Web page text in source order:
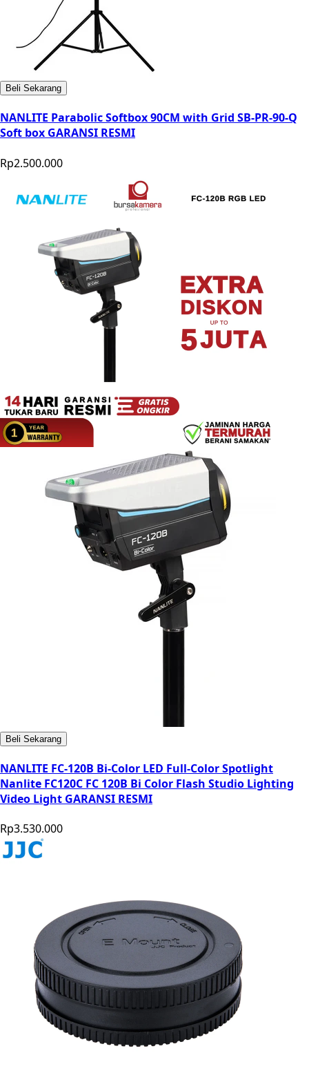
Beli Sekarang
NANLITE Parabolic Softbox 90CM with Grid SB-PR-90-Q
Soft box GARANSI RESMI
Rp2.500.000
Beli Sekarang
NANLITE FC-120B Bi-Color LED Full-Color Spotlight
Nanlite FC120C FC 120B Bi Color Flash Studio Lighting
Video Light GARANSI RESMI
Rp3.530.000